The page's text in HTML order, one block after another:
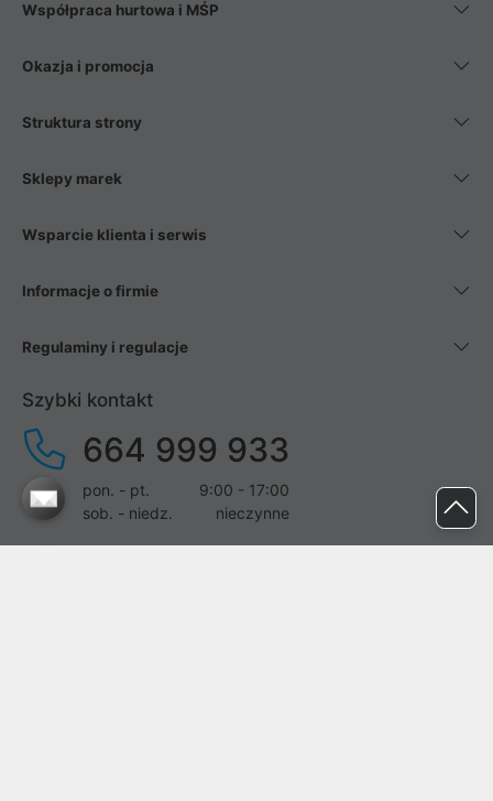
Współpraca hurtowa i MŚP
Okazja i promocja
Struktura strony
Sklepy marek
Wsparcie klienta i serwis
Informacje o firmie
Regulaminy i regulacje
Szybki kontakt
664 999 933
pon. - pt.
9:00 - 17:00
sob. - niedz.
nieczynne